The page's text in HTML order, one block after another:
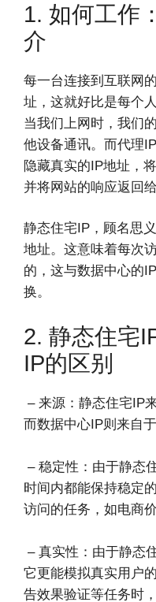
1. 如何工作
介
每一台连接到互联网
址，这就好比是每个
当我们上网时，我们
他设备通讯。而代理
隐藏真实的IP地址，
并将网站的响应返回给
静态住宅IP，顾名思
地址。这意味着每次
的，这与数据中心的
换。
2. 静态住宅
IP的区别
– 来源：静态住宅IP
而数据中心IP则来自
– 稳定性：由于静态
时间内都能保持稳定
访问的任务，如电商
– 真实性：由于静态
它更能模拟真实用户
告效果验证等任务时